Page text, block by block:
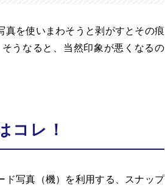
真を使いまわそうと剥がすとその痕
うなると、当然印象が悪くなるの
コレ！
ド写真（機）を利用する、スナップ